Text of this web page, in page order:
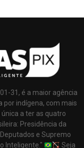
31, é a maior agência
por indígena, com mais
a ter as quatro
Presidência da
e Supremo
Inteligente."
Seja